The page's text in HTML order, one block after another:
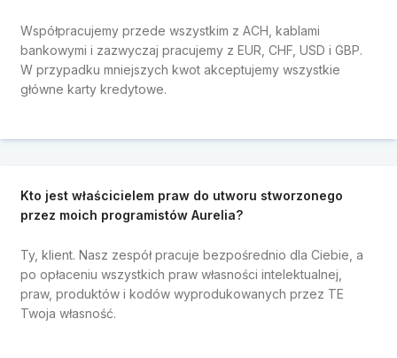
Współpracujemy przede wszystkim z ACH, kablami
bankowymi i zazwyczaj pracujemy z EUR, CHF, USD i GBP.
W przypadku mniejszych kwot akceptujemy wszystkie
główne karty kredytowe.
Kto jest właścicielem praw do utworu stworzonego
przez moich programistów Aurelia?
Ty, klient. Nasz zespół pracuje bezpośrednio dla Ciebie, a
po opłaceniu wszystkich praw własności intelektualnej,
praw, produktów i kodów wyprodukowanych przez TE
Twoja własność.